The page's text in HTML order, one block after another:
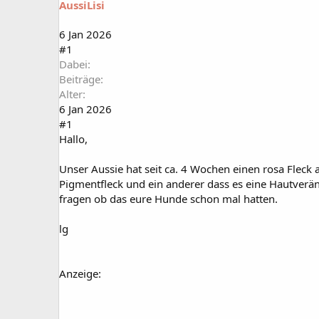
a
t
e
r
AussiLisi
6 Jan 2026
#1
Dabei
Beiträge
Alter
6 Jan 2026
#1
Hallo,
Unser Aussie hat seit ca. 4 Wochen einen rosa
Pigmentfleck und ein anderer dass es eine
fragen ob das eure Hunde schon mal hatten.
lg
Anzeige: